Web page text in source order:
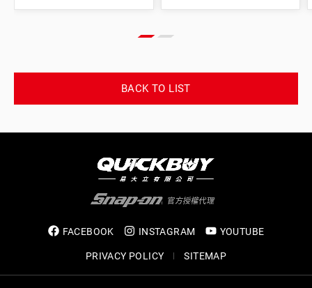
BACK TO LIST
FACEBOOK INSTAGRAM YOUTUBE
PRIVACY POLICY SITEMAP